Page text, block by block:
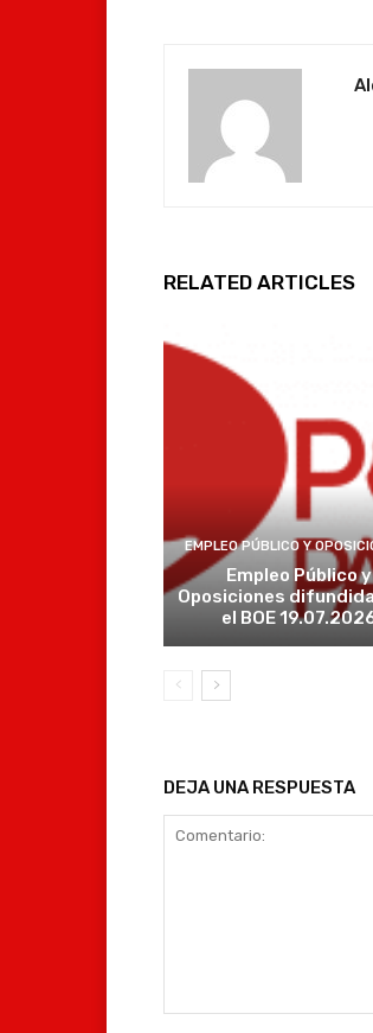
RELATED ARTICLES
EMPLEO PÚBLICO Y
Empleo Público y
Oposiciones
el BOE
DEJA UNA RESPUESTA